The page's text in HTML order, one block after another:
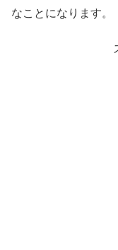
なことになります。